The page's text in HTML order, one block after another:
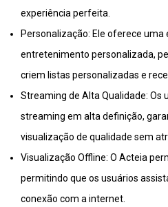
experiência perfeita.
Personalização: Ele oferece uma
entretenimento personalizada,
criem listas personalizadas e
Streaming de Alta Qualidade: Os
streaming em alta definição,
visualização de qualidade sem
Visualização Offline: O Acteia
permitindo que os usuários
conexão com a internet.